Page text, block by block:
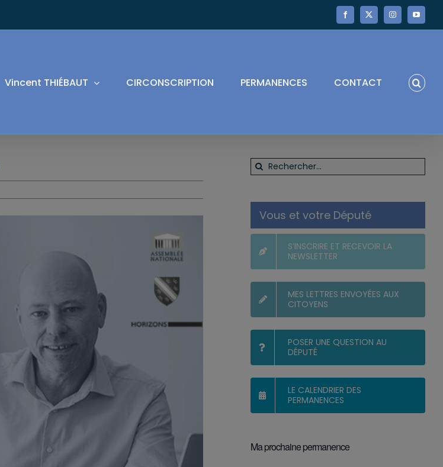
Facebook
X InstagramYouTube
Vincent THIÉBAUT CIRCONSCRIPTION PERMANENCES CONTACT
Rechercher:
Vous et votre Député
S’INSCRIRE ET RECEVOIR LA
NEWSLETTER
MES LETTRES ENVOYÉES AUX
CITOYENS
POSER UNE QUESTION AU
DÉPUTÉ
LE CALENDRIER DES
PERMANENCES
Ma prochaine permanence